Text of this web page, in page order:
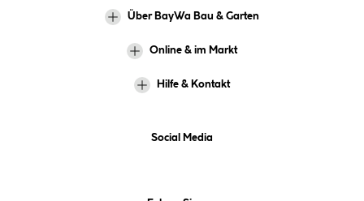
Über BayWa Bau & Garten
Online & im Markt
Hilfe & Kontakt
Social Media